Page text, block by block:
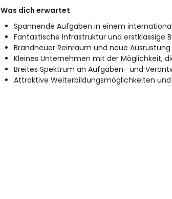
Was dich erwartet
Spannende Aufgaben in einem
Fantastische Infrastruktur und erstklassige
Brandneuer Reinraum und neue Ausrüstung
Kleines Unternehmen mit der Möglichkeit,
Breites Spektrum an Aufgaben- und
Attraktive Weiterbildungsmöglichkeiten